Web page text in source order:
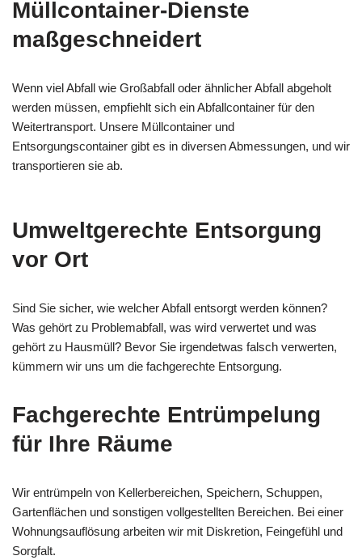
Müllcontainer-Dienste
maßgeschneidert
Wenn viel Abfall wie Großabfall oder ähnlicher Abfall abgeholt
werden müssen, empfiehlt sich ein Abfallcontainer für den
Weitertransport. Unsere Müllcontainer und
Entsorgungscontainer gibt es in diversen Abmessungen, und wir
transportieren sie ab.
Umweltgerechte Entsorgung
vor Ort
Sind Sie sicher, wie welcher Abfall entsorgt werden können?
Was gehört zu Problemabfall, was wird verwertet und was
gehört zu Hausmüll? Bevor Sie irgendetwas falsch verwerten,
kümmern wir uns um die fachgerechte Entsorgung.
Fachgerechte Entrümpelung
für Ihre Räume
Wir entrümpeln von Kellerbereichen, Speichern, Schuppen,
Gartenflächen und sonstigen vollgestellten Bereichen. Bei einer
Wohnungsauflösung arbeiten wir mit Diskretion, Feingefühl und
Sorgfalt.